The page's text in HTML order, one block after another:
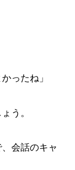
ったね」
う。
会話のキャ